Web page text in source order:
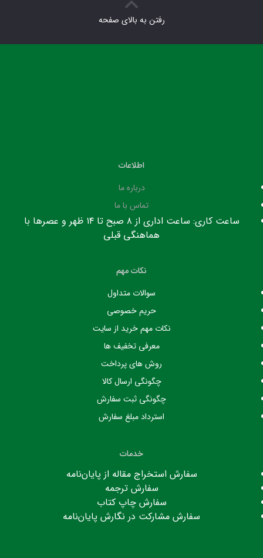
رفتن به بالای صفحه
اطلاعات
درباره ما
تماس با ما
ساعت کاری: ساعت اداری از ۸ صبح تا ۱۴ ظهر و عصرها با
هماهنگی قبلی
نکات مهم
سوالات متداول
حریم خصوصی
نکات مهم خرید از سایت
معرفی تخفیف ها
روش های پرداخت
چگونگی ارسال کالا
چگونگی ثبت سفارش
استرداد مبلغ سفارش
خدمات
سفارش استخراج مقاله از پایان‌نامه
سفارش ترجمه
سفارش چاپ کتاب
سفارش مشارکت در نگارش پایان‌نامه